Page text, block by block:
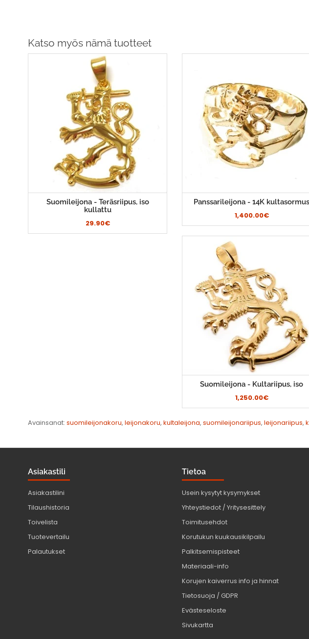
Katso myös nämä tuotteet
Suomileijona - Teräsriipus, iso
kullattu
29.90€
Panssarileijona - 14K kultasormus
1,400.00€
Suomileijona - Kultariipus, iso
1,250.00€
Avainsanat: suomileijonakoru, leijonakoru, kultaleijona, suomileijonariipus, leijonariipus,
Asiakastili
Asiakastilini
Tilaushistoria
Toivelista
Tuotevertailu
Palautukset
Tietoa
Usein kysytyt kysymykset
Yhteystiedot / Yritysesittely
Toimitusehdot
Korutukun kuukausikilpailu
Palkitsemispisteet
Materiaali-info
Korujen kaiverrus info ja hinnat
Tietosuoja / GDPR
Evästeseloste
Sivukartta